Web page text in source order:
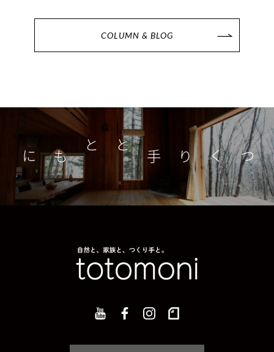
COLUMN & BLOG
つくり手とともに